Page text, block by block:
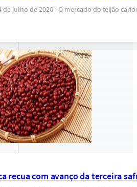
de julho de 2026 - O mercado do feijão
recua com avanço da terceira